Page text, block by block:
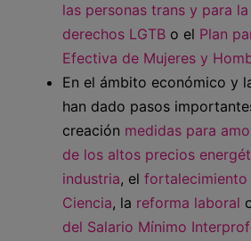
las personas trans y para
derechos LGTB o el Plan
Efectiva de Mujeres y
En el ámbito económico y
han dado pasos
creación medidas para
de los altos precios
industria, el fortalecimiento
Ciencia, la reforma laboral
del Salario Mínimo